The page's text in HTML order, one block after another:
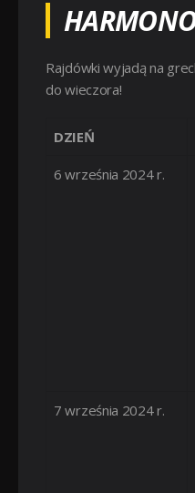
Rajdówki wyjadą na
do wieczora!
DZIEŃ
6 września 2024 r.
7 września 2024 r.